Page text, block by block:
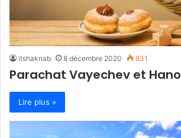
itshaknab 8 décembre 2020 831
Parachat Vayechev et
Lire plus »